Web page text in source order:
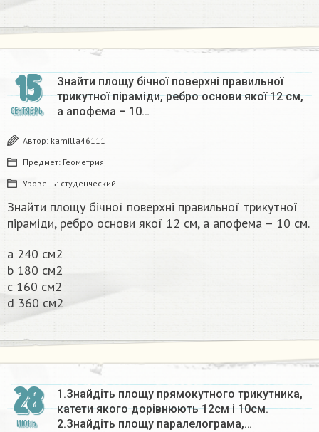
15
СЕНТЯБРЬ
Знайти площу бічної поверхні правильної
трикутної піраміди, ребро основи якої 12 см,
а апофема – 10…
Автор: kamilla46111
Предмет: Геометрия
Уровень: студенческий
Знайти площу бічної поверхні правильної трикутної
піраміди, ребро основи якої 12 см, а апофема – 10 см.
a 240 см2
b 180 см2
c 160 см2
d 360 см2​
28
ИЮНЬ
1.Знайдіть площу прямокутного трикутника,
катети якого дорівнюють 12см і 10см.
2.Знайдіть площу паралелограма,…